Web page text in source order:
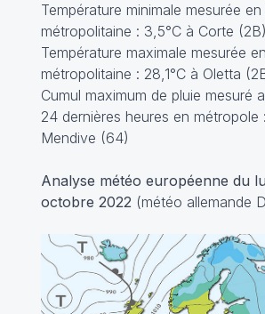
Température minimale mesurée
métropolitaine : 3,5°C à Corte (2B)
Température maximale mesurée
métropolitaine : 28,1°C à Oletta
Cumul maximum de pluie mesuré
24 dernières heures en métropole
Mendive (64)
Analyse météo européenne du
octobre 2022 (météo allemande